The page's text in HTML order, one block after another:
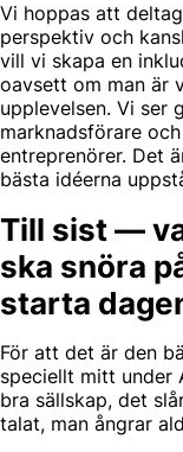
Vi hoppas att
perspektiv och
vill vi skapa en
oavsett om man är
upplevelsen. Vi ser
marknadsförare
entreprenörer. Det
bästa idéerna
Till sist —
ska snöra
starta
För att det är den
speciellt mitt under
bra sällskap, det
talat, man ångrar